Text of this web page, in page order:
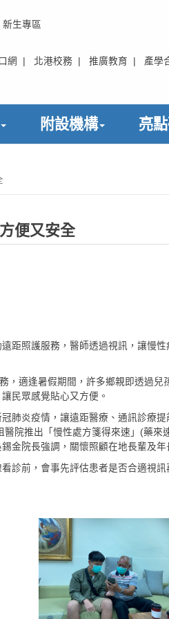
新生專區
網 北港校務 推廣教育 產學
附設機構 亮
便又安全
距照護服務，醫師透過視訊，讓慢
適逢暑假期間，許多鄉親即透過
民眾感覺貼心又方便。
炎疫情，讓遠距醫療、通訊診療
院推出「慢性處方箋得來速」(藥來
金院長強調，關懷照顧在地長輩及
診前，會事先評估患者是否合適視